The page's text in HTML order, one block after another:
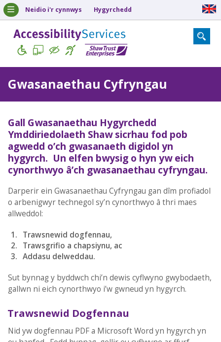
Neidio i'r cynnwys Hygyrchedd
Gwasanaethau Cyfryngau
Gall Gwasanaethau Hygyrchedd
Ymddiriedolaeth Shaw sicrhau fod pob
agwedd o’ch gwasanaeth digidol yn
hygyrch. Un elfen bwysig o hyn yw eich
cynorthwyo â’ch gwasanaethau cyfryngau.
Darperir ein Gwasanaethau Cyfryngau gan dîm profiadol
o arbenigwyr technegol sy’n cynorthwyo â thri maes
allweddol:
Trawsnewid dogfennau,
Trawsgrifio a chapsiynu, ac
Addasu delweddau.
Sut bynnag y byddwch chi’n dewis cyflwyno gwybodaeth,
gallwn ni eich cynorthwyo i’w gwneud yn hygyrch.
Trawsnewid Dogfennau
Nid yw dogfennau PDF a Microsoft Word yn hygyrch yn